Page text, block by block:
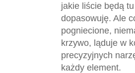
jakie liście będą
dopasowuję. Ale
pogniecione,
krzywo, ląduje w
precyzyjnych
każdy element.